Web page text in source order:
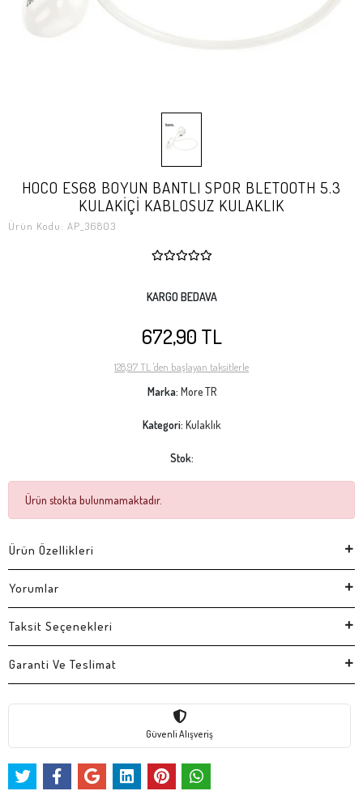
HOCO ES68 BOYUN BANTLI SPOR BLETOOTH 5.3
KULAKİÇİ KABLOSUZ KULAKLIK
Ürün Kodu: AP_36803
KARGO BEDAVA
672,90 TL
128,97 TL 'den başlayan taksitlerle
Marka: More TR
Kategori: Kulaklık
Stok:
Ürün stokta bulunmamaktadır.
Ürün Özellikleri
Yorumlar
Taksit Seçenekleri
Garanti Ve Teslimat
Güvenli Alışveriş